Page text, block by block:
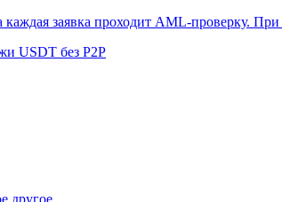
заявка проходит AML-проверку.
USDT без P2P
другое